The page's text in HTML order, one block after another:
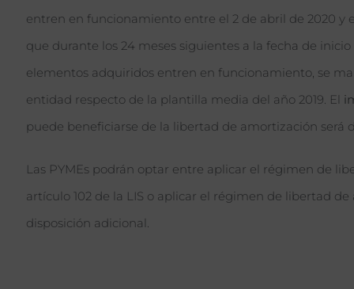
entren en funcionamiento entre el 2 de abril de 2020 y
que durante los 24 meses siguientes a la fecha de
elementos adquiridos entren en funcionamiento, se
entidad respecto de la plantilla media del año 2019. El
puede beneficiarse de la libertad de amortización será
Las PYMEs podrán optar entre aplicar el régimen de
artículo 102 de la LIS o aplicar el régimen de libertad
disposición adicional.